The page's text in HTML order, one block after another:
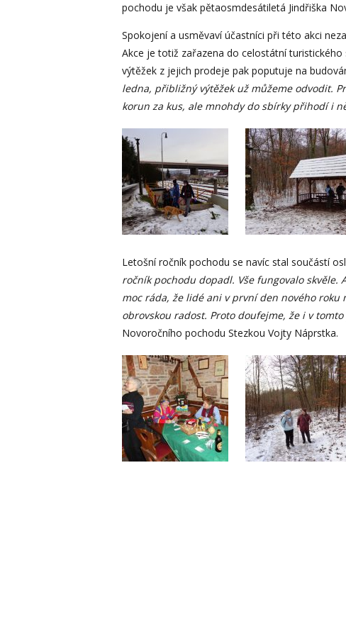
pochodu je však pětaosmdesátiletá Jindřiška
Spokojení a usměvaví účastníci při této akci
Akce je totiž zařazena do celostátní
výtěžek z jejich prodeje pak poputuje na
ledna, přibližný výtěžek už můžeme odvodit.
korun za kus, ale mnohdy do sbírky přihodí i
Letošní ročník pochodu se navíc stal součástí
ročník pochodu dopadl. Vše fungovalo
moc ráda, že lidé ani v první den nového
obrovskou radost. Proto doufejme, že i v
Novoročního pochodu Stezkou Vojty Náprstka.